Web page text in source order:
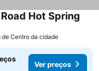
Hot Spring
de Centro da cidade
Ver preços